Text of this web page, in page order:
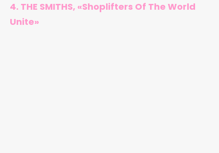
4. THE SMITHS, «Shoplifters Of The World
Unite»